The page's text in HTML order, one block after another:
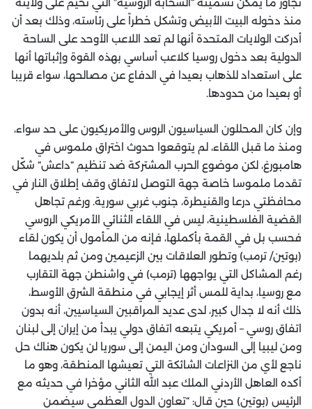
منذ دخوله البيت الأبيض وتشكل خطراً على رئاسته، وذلك بعد أن
أدركت الولايات المتحدة أنها لم تعد اللاعب الأوحد على الساحة
الدولية بعد دخول روسيا كلاعب أساسي بهذه القوة وإثباتها أنها
على استعداد للذهاب بعيدا في الدفاع عن مصالحها، سواء قريبا
أو بعيدا من حدودها.
وإن كان المحللون السياسيون الروس والأمريكيون على حد سواء،
ومنذ ما قبل اللقاء، لم يتوقعوا حدوث اختراق ملموس في
هامبورغ، لكن موضوع الحرب المشتركة ضد تنظيم “داعش” شكّل
تقدما ملموسا خاصة جهة التوصل لاتفاق وقف إطلاق النار في
محافظتي درعا والقنيطرة، جنوب غربي سورية. ورغم تجاهل
القضية الفلسطينية، ليس في اللقاء الثنائي الأمريكي الروسي
فحسب بل في القمة بأكملها، فإنه من المأمول أن يكون لقاء
(بوتين/ ترمب) وتطور العلاقات بين الزعيمين ومن ثم بلديهما
رغم المشاكل التي يواجهها (ترمب) في واشنطن جهة التقارب
مع روسيا، بداية للمس أثر إيجابي في منطقة الشرق الأوسط،
ذلك أنه لا جدال كبير، لدى عديد المراقبين السياسيين، أنه بدون
اتفاق روسي – أمريكي يتبعه اتفاق دولي يبدأ من إيران إلى لبنان
ومن ليبيا إلى السودان ومن اليمن إلى سوريا لن يكون هناك حل
ناجع لأي من النزاعات الشائكة التي تعيشها المنطقة، وهو ما
أكده العاهل الأردني الملك عبد الله الثاني مؤخرا في حديثه مع
الرئيس (بوتين) حين قال: “تعاون الدول العظمى سيضمن